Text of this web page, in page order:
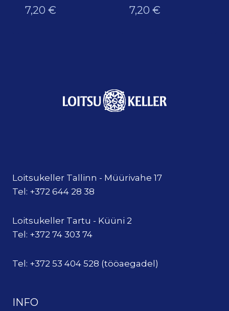
7,20 € 7,20 €
Loitsukeller Tallinn - Müürivahe 17
Tel: +372 644 28 38
Loitsukeller Tartu - Küüni 2
Tel: +372 74 303 74
Tel: +372 53 404 528 (tööaegadel)
INFO